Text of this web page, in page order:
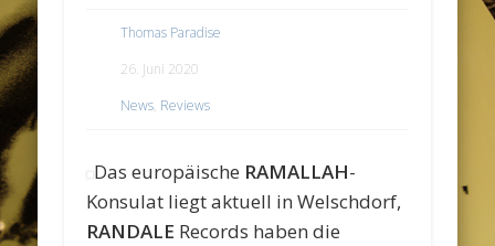
Thomas Paradise
26. Juni 2020
News, Reviews
Das europäische RAMALLAH-
Konsulat liegt aktuell in Welschdorf,
RANDALE Records haben die